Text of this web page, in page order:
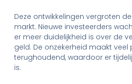
Deze ontwikkelingen vergroten
markt. Nieuwe investeerders
er meer duidelijkheid is over de
geld. De onzekerheid maakt veel
terughoudend, waardoor er
is.